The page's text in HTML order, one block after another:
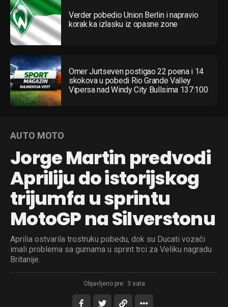
Verder pobedio Union Berlin i napravio
korak ka izlasku iz opasne zone
Omer Jurtseven postigao 22 poena i 14
skokova u pobedi Rio Grande Valley
Vipersa nad Windy City Bullsima 137:100
AUTO MOTO
Jorge Martin predvodi
Apriliju do istorijskog
trijumfa u sprintu
MotoGP na Silverstonu
Aprilia ostvarila trostruku pobedu, dok su Ducati vozači
imali problema sa gumama u sprint trci za Veliku nagradu
Britanije.
Objavljeno pre: 3 sata